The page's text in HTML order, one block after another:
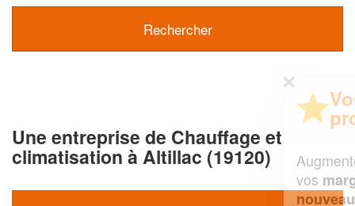
Une entreprise de Chauffage et
climatisation à Altillac (19120)
Augmentez votrechiffre d'affaireset
tout en gagnant de